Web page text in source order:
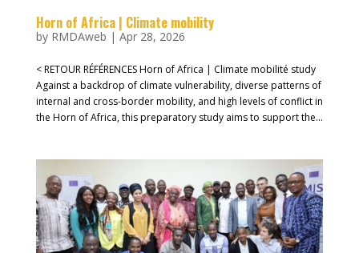
Horn of Africa | Climate mobility
by RMDAweb | Apr 28, 2026
< RETOUR RÉFÉRENCES Horn of Africa | Climate mobilité study
Against a backdrop of climate vulnerability, diverse patterns of
internal and cross-border mobility, and high levels of conflict in
the Horn of Africa, this preparatory study aims to support the...